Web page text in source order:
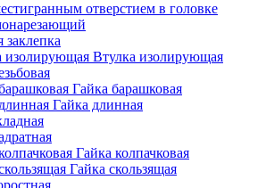
отверстием в головке
заклепка
Втулка изолирующая
Гайка барашковая
Гайка длинная
Гайка колпачковая
Гайка скользящая